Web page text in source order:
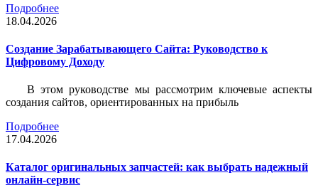
Подробнее
18.04.2026
Создание Зарабатывающего Сайта: Руководство к
Цифровому Доходу
В этом руководстве мы рассмотрим ключевые аспекты
создания сайтов, ориентированных на прибыль
Подробнее
17.04.2026
Каталог оригинальных запчастей: как выбрать надежный
онлайн-сервис